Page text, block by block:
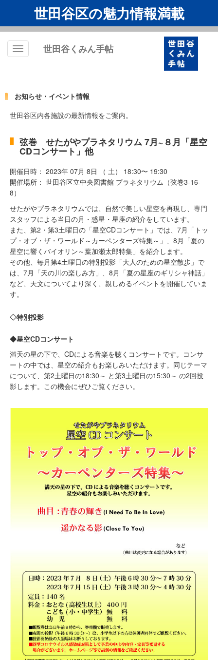
世田谷区の魅力情報満載
Toggle
世田谷くみん手帖
お知らせ・イベント情報
世田谷区内各施設の最新情報をご案内。
弦巻 せたがやプラネタリウム 7月~８月「星空
CDコンサート」他
開催日時： 2023年 07月 8日 （ 土） 18:30〜 19:30
開催場所： 世田谷区立中央図書館 プラネタリウム（弦巻3-16-
8）
せたがやプラネタリウムでは、自然で美しい星空を再現し、専門
スタッフによる当日の月・惑星・星座の紹介をしています。
また、第2・第3土曜日の「星空CDコンサート」では、7月「トッ
プ・オブ・ザ・ワールド～カーペンターズ特集～」、8月「夏の
星空に響くバイオリン～葉加瀬太郎特集」を紹介します。
その他、毎月第4土曜日の特別投影「大人のための星空散歩」で
は、7月「天の川の楽しみ方」、8月「夏の星座のギリシャ神話」
など、天文についてより深く、親しめるイベントを開催していま
す。
◇特別投影
◆星空CDコンサート
満天の星の下で、CDによる音楽を聴くコンサートです。コンサ
ートの中では、星空の紹介もお楽しみいただけます。同じテーマ
について、第2土曜日の18:30～ と第3土曜日の15:30～ の2回投
影します。この機会にぜひご覧ください。